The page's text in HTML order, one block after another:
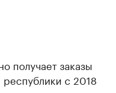
получает заказы
республики с 2018